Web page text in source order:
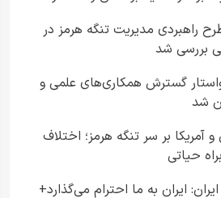
عمومی
راهبردی مدیریت تنگه هرمز در
بررسی شد
گسترش همکاری‌های علمی و
شد
و آمریکا بر سر تنگه هرمز؛ اختلاف
حیاتی
ایران به ما احترام می‌گذارد+